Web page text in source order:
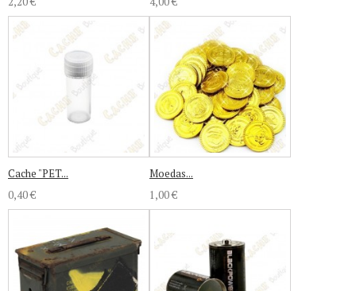
Cache "PET...
0,40 €
Moedas...
1,00 €